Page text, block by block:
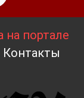
на портале
Контакты